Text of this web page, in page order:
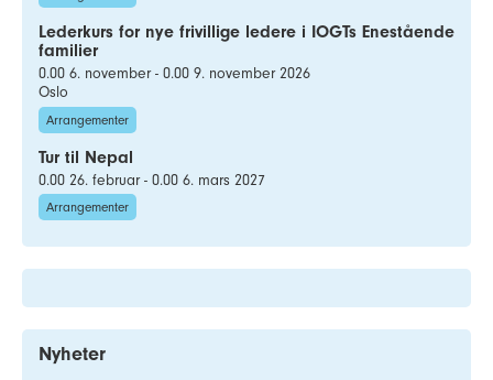
Lederkurs for nye frivillige ledere i IOGTs Enestående
familier
0.00 6. november - 0.00 9. november 2026
Oslo
Arrangementer
Tur til Nepal
0.00 26. februar - 0.00 6. mars 2027
Arrangementer
Nyheter